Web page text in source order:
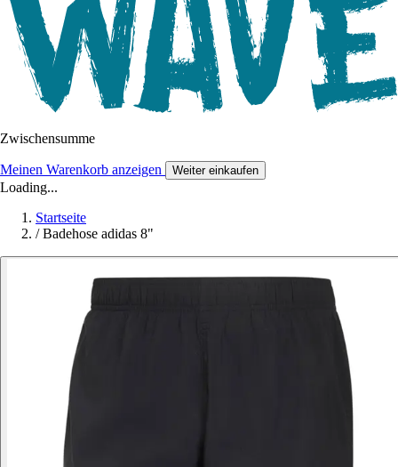
Zwischensumme
Meinen Warenkorb anzeigen Weiter einkaufen
Loading...
Startseite
/ Badehose adidas 8"